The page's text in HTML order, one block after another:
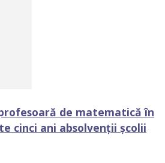
de matematică în
cinci ani absolvenții școlii